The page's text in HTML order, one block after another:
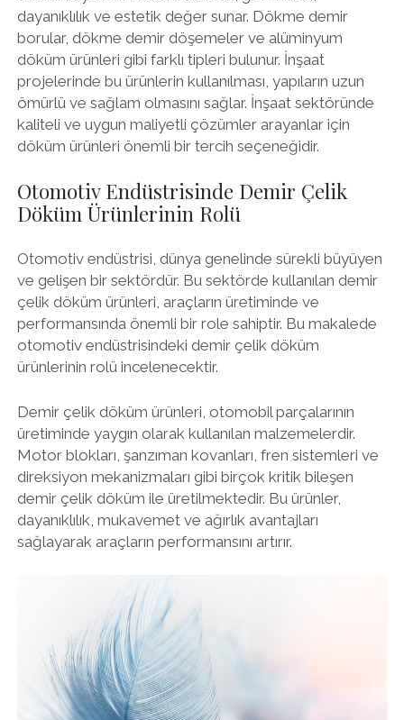
dayanıklılık ve estetik değer sunar. Dökme demir
borular, dökme demir döşemeler ve alüminyum
döküm ürünleri gibi farklı tipleri bulunur. İnşaat
projelerinde bu ürünlerin kullanılması, yapıların uzun
ömürlü ve sağlam olmasını sağlar. İnşaat sektöründe
kaliteli ve uygun maliyetli çözümler arayanlar için
döküm ürünleri önemli bir tercih seçeneğidir.
Otomotiv Endüstrisinde Demir Çelik
Döküm Ürünlerinin Rolü
Otomotiv endüstrisi, dünya genelinde sürekli büyüyen
ve gelişen bir sektördür. Bu sektörde kullanılan demir
çelik döküm ürünleri, araçların üretiminde ve
performansında önemli bir role sahiptir. Bu makalede
otomotiv endüstrisindeki demir çelik döküm
ürünlerinin rolü incelenecektir.
Demir çelik döküm ürünleri, otomobil parçalarının
üretiminde yaygın olarak kullanılan malzemelerdir.
Motor blokları, şanzıman kovanları, fren sistemleri ve
direksiyon mekanizmaları gibi birçok kritik bileşen
demir çelik döküm ile üretilmektedir. Bu ürünler,
dayanıklılık, mukavemet ve ağırlık avantajları
sağlayarak araçların performansını artırır.